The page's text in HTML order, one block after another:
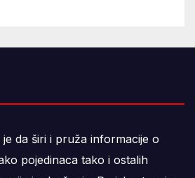
je da širi i pruža informacije o
pojedinaca tako i ostalih